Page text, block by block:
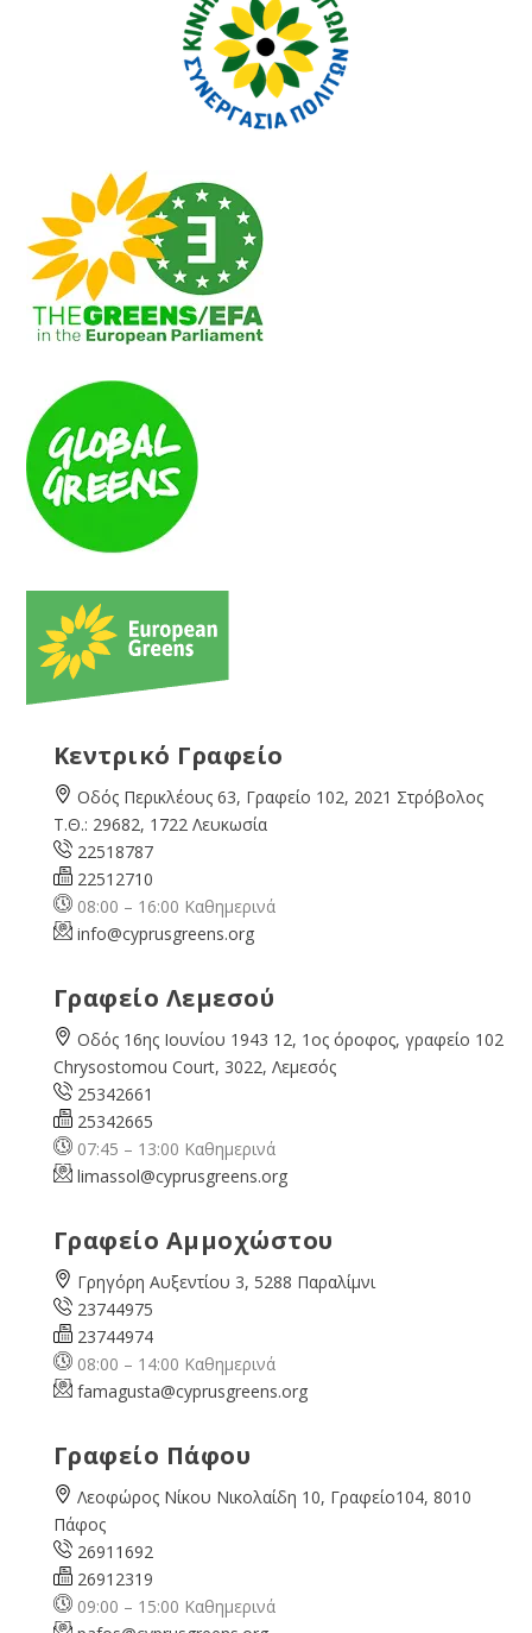
Κεντρικό Γραφείο
Οδός Περικλέους 63, Γραφείο 102, 2021 Στρόβολος
Τ.Θ.: 29682, 1722 Λευκωσία
22518787
22512710
08:00 – 16:00 Καθημερινά
info@cyprusgreens.org
Γραφείο Λεμεσού
Οδός 16ης Ιουνίου 1943 12, 1ος όροφος, γραφείο 102
Chrysostomou Court, 3022, Λεμεσός
25342661
25342665
07:45 – 13:00 Καθημερινά
limassol@cyprusgreens.org
Γραφείο Αμμοχώστου
Γρηγόρη Αυξεντίου 3, 5288 Παραλίμνι
23744975
23744974
08:00 – 14:00 Καθημερινά
famagusta@cyprusgreens.org
Γραφείο Πάφου
Λεοφώρος Νίκου Νικολαίδη 10, Γραφείο104, 8010
Πάφος
26911692
26912319
09:00 – 15:00 Καθημερινά